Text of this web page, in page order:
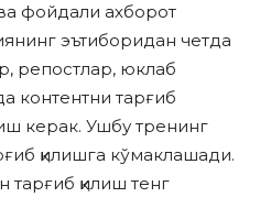
ва фойдали ахборот
эътиборидан четда
репостлар, юклаб
контентни тарғиб
керак. Ушбу тренинг
қилишга кўмаклашади.
тарғиб қилиш тенг